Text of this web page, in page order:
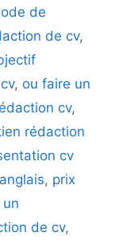
de
de cv,
, ou faire un
cv,
rédaction
cv
, prix
de cv,